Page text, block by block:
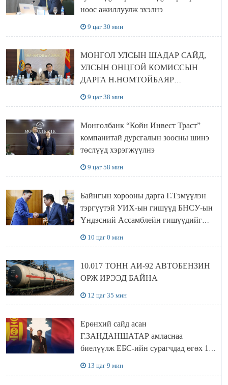
нөөс ажиллуулж эхэлнэ
9 цаг 30 мин
МОНГОЛ УЛСЫН ШАДАР САЙД,
УЛСЫН ОНЦГОЙ КОМИССЫН
ДАРГА Н.НОМТОЙБАЯР
9 цаг 38 мин
Монголбанк “Койн Инвест Траст”
компанитай дурсгалын зоосны шинэ
төслүүд хэрэгжүүлнэ
9 цаг 58 мин
Байнгын хорооны дарга Г.Тэмүүлэн
тэргүүтэй УИХ-ын гишүүд БНСУ-ын
Үндэсний Ассамблейн гишүүдийг
10 цаг 0 мин
10.017 ТОНН АИ-92 АВТОБЕНЗИН
ОРЖ ИРЭЭД БАЙНА
12 цаг 35 мин
Ерөнхий сайд асан
Г.ЗАНДАНШАТАР амласнаа
биелүүлж ЕБС-ийн сурагчдад өгөх 10.
13 цаг 9 мин